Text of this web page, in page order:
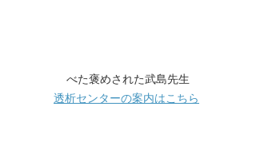
べた褒めされた武島先生
透析センターの案内はこちら